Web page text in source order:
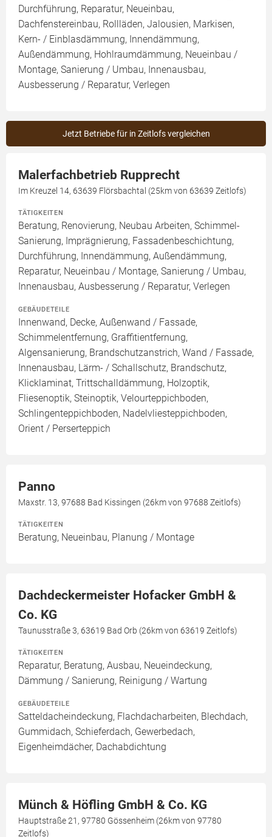
Durchführung, Reparatur, Neueinbau,
Dachfenstereinbau, Rollläden, Jalousien, Markisen,
Kern- / Einblasdämmung, Innendämmung,
Außendämmung, Hohlraumdämmung, Neueinbau /
Montage, Sanierung / Umbau, Innenausbau,
Ausbesserung / Reparatur, Verlegen
Jetzt Betriebe für in Zeitlofs vergleichen
Malerfachbetrieb Rupprecht
Im Kreuzel 14, 63639 Flörsbachtal (25km von 63639 Zeitlofs)
TÄTIGKEITEN
Beratung, Renovierung, Neubau Arbeiten, Schimmel-
Sanierung, Imprägnierung, Fassadenbeschichtung,
Durchführung, Innendämmung, Außendämmung,
Reparatur, Neueinbau / Montage, Sanierung / Umbau,
Innenausbau, Ausbesserung / Reparatur, Verlegen
GEBÄUDETEILE
Innenwand, Decke, Außenwand / Fassade,
Schimmelentfernung, Graffitientfernung,
Algensanierung, Brandschutzanstrich, Wand / Fassade,
Innenausbau, Lärm- / Schallschutz, Brandschutz,
Klicklaminat, Trittschalldämmung, Holzoptik,
Fliesenoptik, Steinoptik, Velourteppichboden,
Schlingenteppichboden, Nadelvliesteppichboden,
Orient / Perserteppich
Panno
Maxstr. 13, 97688 Bad Kissingen (26km von 97688 Zeitlofs)
TÄTIGKEITEN
Beratung, Neueinbau, Planung / Montage
Dachdeckermeister Hofacker GmbH &
Co. KG
Taunusstraße 3, 63619 Bad Orb (26km von 63619 Zeitlofs)
TÄTIGKEITEN
Reparatur, Beratung, Ausbau, Neueindeckung,
Dämmung / Sanierung, Reinigung / Wartung
GEBÄUDETEILE
Satteldacheindeckung, Flachdacharbeiten, Blechdach,
Gummidach, Schieferdach, Gewerbedach,
Eigenheimdächer, Dachabdichtung
Münch & Höfling GmbH & Co. KG
Hauptstraße 21, 97780 Gössenheim (26km von 97780
Zeitlofs)